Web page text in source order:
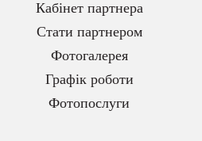
Кабінет партнера
Стати партнером
Фотогалерея
Графік роботи
Фотопослуги